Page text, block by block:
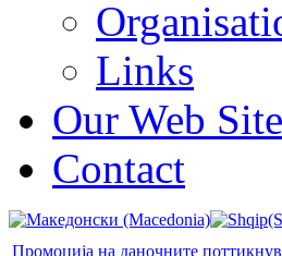
Links
Our Web
Contact
Промоција на даночните